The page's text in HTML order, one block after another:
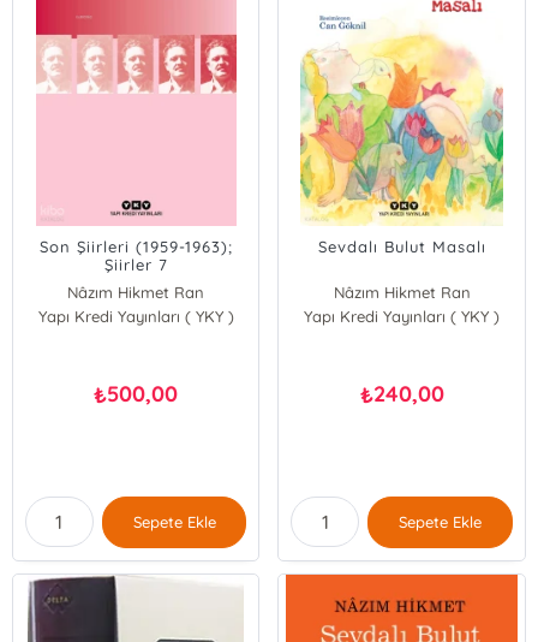
Son Şiirleri (1959-1963);
Şiirler 7
Nâzım Hikmet Ran
Yapı Kredi Yayınları ( YKY )
₺500,00
Sepete Ekle
Sevdalı Bulut Masalı
Nâzım Hikmet Ran
Yapı Kredi Yayınları ( YKY )
₺240,00
Sepete Ekle